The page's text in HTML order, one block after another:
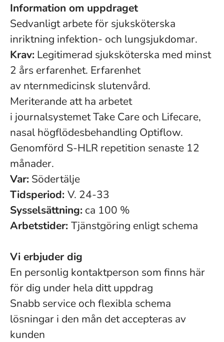
Information om uppdraget
Sedvanligt arbete för sjuksköterska
inriktning infektion- och lungsjukdomar.
Krav: Legitimerad sjuksköterska med minst
2 års erfarenhet. Erfarenhet
av nternmedicinsk slutenvård.
Meriterande att ha arbetet
i journalsystemet Take Care och Lifecare,
nasal högflödesbehandling Optiflow.
Genomförd S-HLR repetition senaste 12
månader.
Var: Södertälje
Tidsperiod: V. 24-33
Sysselsättning: ca 100 %
Arbetstider: Tjänstgöring enligt schema
Vi erbjuder dig
En personlig kontaktperson som finns här
för dig under hela ditt uppdrag
Snabb service och flexibla schema
lösningar i den mån det accepteras av
kunden